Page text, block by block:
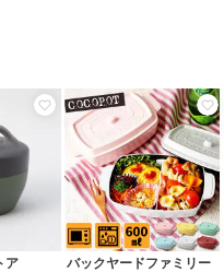
ア バックヤードファミリー